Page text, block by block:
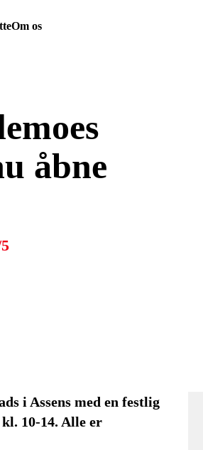
Om os
åbne
i Assens med en festlig
10-14. Alle er